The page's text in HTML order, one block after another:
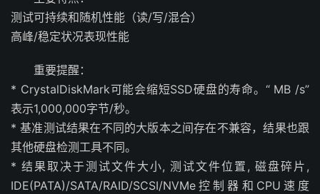
测试可持续和随机性能（读/写/混合）
高峰/稳定状况表现性能
重要提醒：
* CrystalDiskMark可能会缩短SSD硬盘的寿命。“ MB /s”
表示1,000,000字节/秒。
* 基准测试结果在不同的大版本之间存在不兼容，结果也跟
其他硬盘检测工具不同。
* 结果取决于测试文件大小, 测试文件位置, 磁盘碎片,
IDE(PATA)/SATA/RAID/SCSI/NVMe控制器和CPU速度